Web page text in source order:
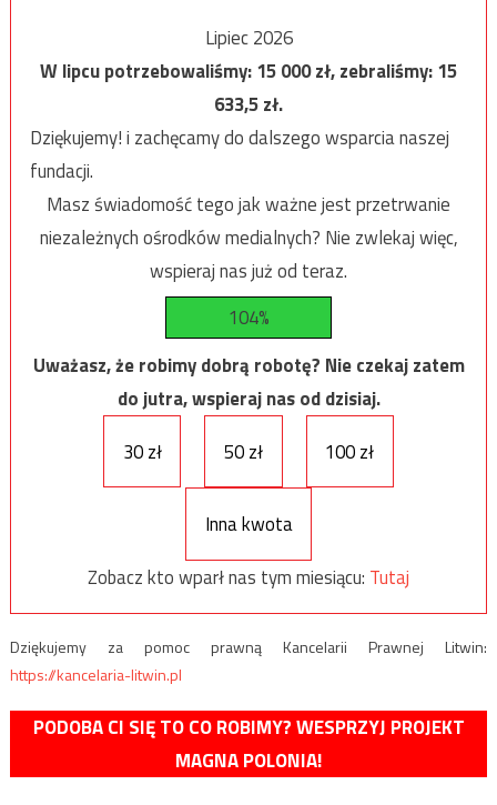
Lipiec 2026
W lipcu potrzebowaliśmy:15 000zł, zebraliśmy:15
633,5zł.
Dziękujemy! i zachęcamy do dalszego wsparcia naszej
fundacji.
Masz świadomość tego jak ważne jest przetrwanie
niezależnych ośrodków medialnych? Nie zwlekaj więc,
wspieraj nas już od teraz.
104%
Uważasz, że robimy dobrą robotę? Nie czekaj zatem
do jutra, wspieraj nas od dzisiaj.
30 zł
50 zł 100 zł
Inna kwota
Zobacz kto wparł nas tym miesiącu: Tutaj
Dziękujemy za pomoc prawną Kancelarii Prawnej Litwin:
https://kancelaria-litwin.pl
PODOBA CI SIĘ TO CO ROBIMY? WESPRZYJ PROJEKT
MAGNA POLONIA!